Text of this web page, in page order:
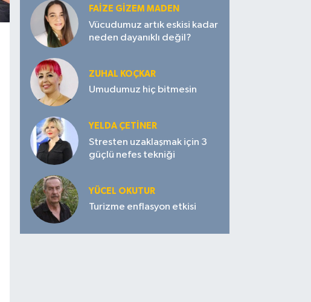
FAIZE GIZEM MADEN
Vücudumuz artık eskisi kadar
neden dayanıklı değil?
ZUHAL KOÇKAR
Umudumuz hiç bitmesin
YELDA ÇETİNER
Stresten uzaklaşmak için 3
güçlü nefes tekniği
YÜCEL OKUTUR
Turizme enflasyon etkisi